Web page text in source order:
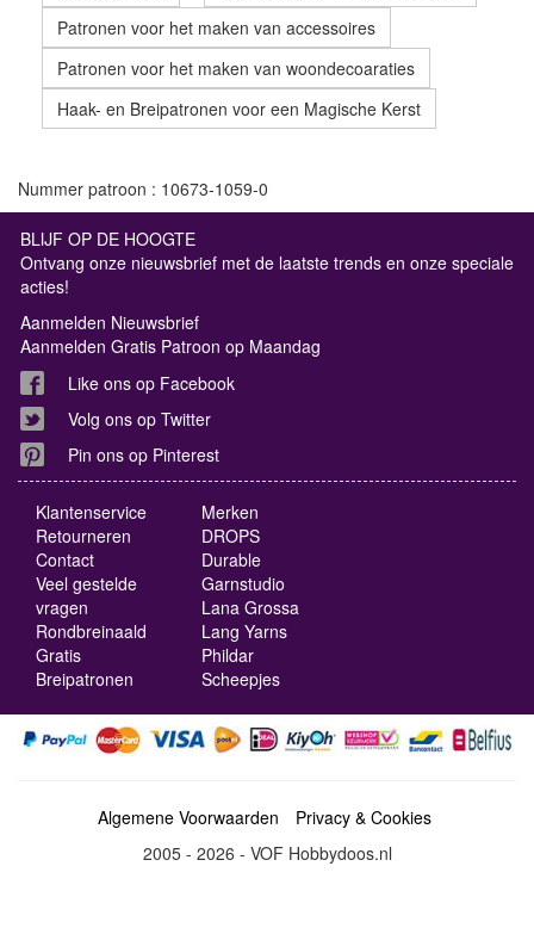
Patronen voor het maken van accessoires
Patronen voor het maken van woondecoaraties
Haak- en Breipatronen voor een Magische Kerst
Nummer patroon : 10673-1059-0
BLIJF OP DE HOOGTE
Ontvang onze nieuwsbrief met de laatste trends en onze speciale
acties!
Aanmelden Nieuwsbrief
Aanmelden Gratis Patroon op Maandag
Like ons op Facebook
Volg ons op Twitter
Pin ons op Pinterest
Klantenservice
Retourneren
Contact
Veel gestelde
vragen
Rondbreinaald
Gratis
Breipatronen
Merken
DROPS
Durable
Garnstudio
Lana Grossa
Lang Yarns
Phildar
Scheepjes
Algemene Voorwaarden
Privacy & Cookies
2005 - 2026 - VOF Hobbydoos.nl